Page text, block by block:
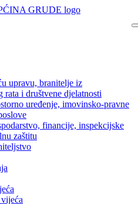
upravu, branitelje iz
rata i društvene djelatnosti
uređenje, imovinsko-pravne
financije, inspekcijske
zaštitu